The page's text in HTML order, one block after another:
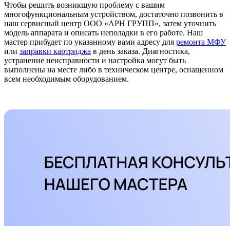
Чтобы решить возникшую проблему с вашим
многофункциональным устройством, достаточно позвонить в
наш сервисный центр ООО «АРН ГРУПП», затем уточнить
модель аппарата и описать неполадки в его работе. Наш
мастер прибудет по указанному вами адресу для ремонта МФУ
или заправки картриджа в день заказа. Диагностика,
устранение неисправности и настройка могут быть
выполнены на месте либо в техническом центре, оснащенном
всем необходимым оборудованием.